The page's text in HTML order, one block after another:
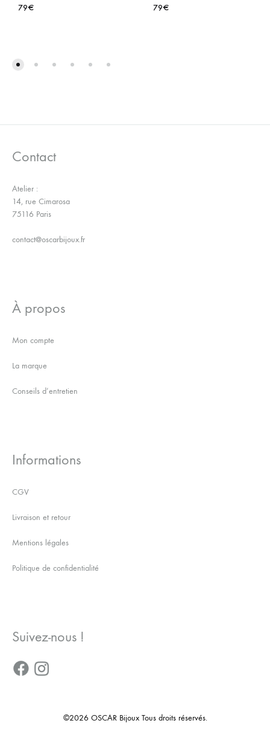
79€ 79€
Contact
Atelier :
14, rue Cimarosa
75116 Paris
contact@oscarbijoux.fr
À propos
Mon compte
La marque
Conseils d’entretien
Informations
CGV
Livraison et retour
Mentions légales
Politique de confidentialité
Suivez-nous !
©2026 OSCAR Bijoux Tous droits réservés.